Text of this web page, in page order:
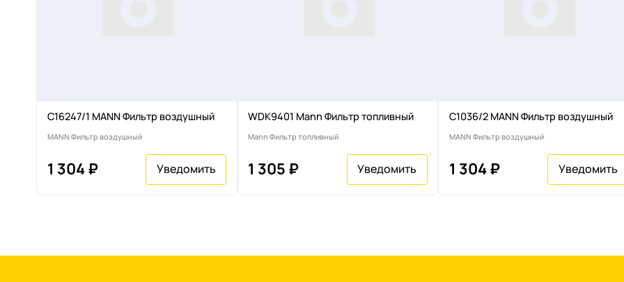
C16247/1 MANN Фильтр воздушный
MANN Фильтр воздушный
1 304 ₽
WDK9401 Mann Фильтр топливный
Mann Фильтр топливный
1 305 ₽
C1036/2 MANN Фильтр воздушный
MANN Фильтр воздушный
1 304 ₽